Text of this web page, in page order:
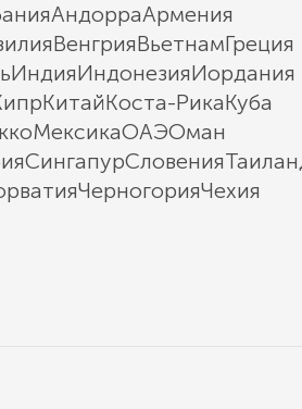
АндорраАрмения
ВенгрияВьетнамГреция
ИндияИндонезияИордания
КитайКоста-РикаКуба
МексикаОАЭОман
СингапурСловения
ЧерногорияЧехия